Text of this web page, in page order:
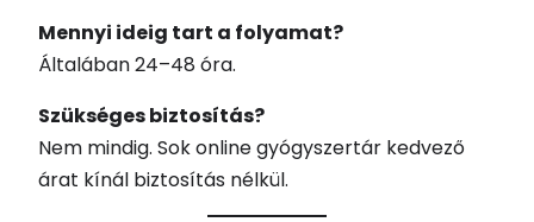
Mennyi ideig tart a folyamat?
Általában 24–48 óra.
Szükséges biztosítás?
Nem mindig. Sok online gyógyszertár kedvező
árat kínál biztosítás nélkül.